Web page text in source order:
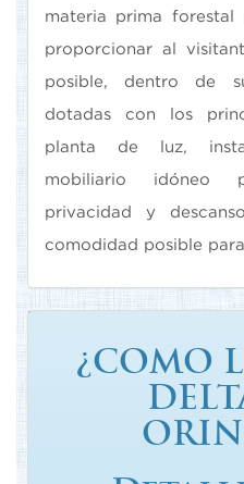
materia prima
proporcionar al
posible, dentro de
dotadas con los
planta de luz,
mobiliario idóneo
privacidad y
comodidad posible
¿COMO